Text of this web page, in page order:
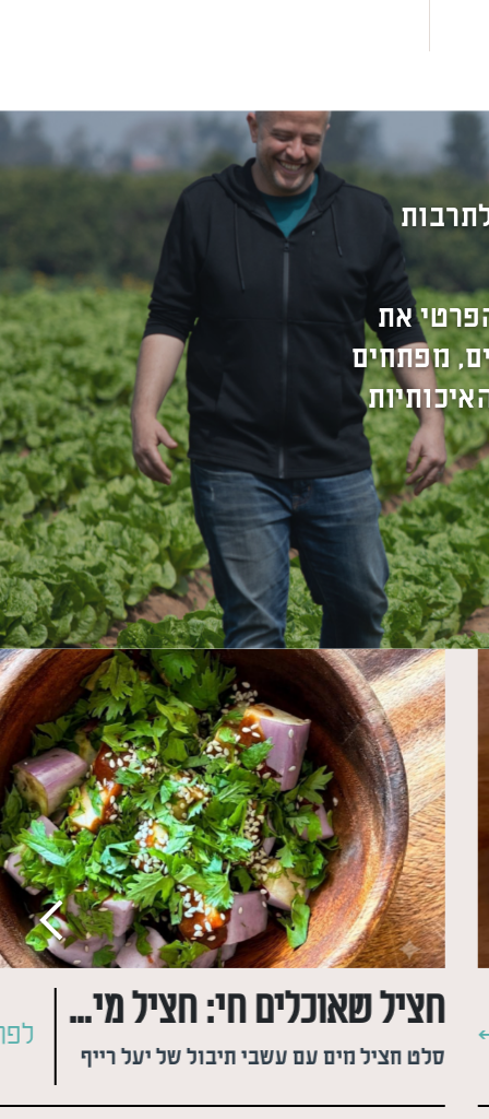
את
מפתחים
חציל שאוכלים חי: חציל מים יפני
סלט חציל מים עם עשבי תיבול של יעל רייף